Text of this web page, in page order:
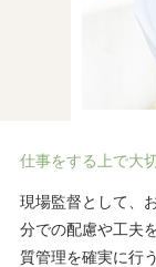
仕事をする上で大
現場監督として、
分での配慮や工夫
質管理を確実に行